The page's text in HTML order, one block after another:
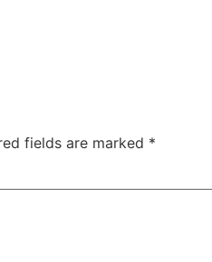
fields are marked *